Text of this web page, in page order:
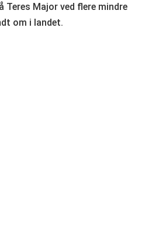
Teres Major ved flere mindre
om i landet.